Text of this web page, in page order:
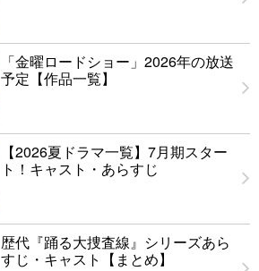
「金曜ロードショー」2026年の放送
予定【作品一覧】
【2026夏ドラマ一覧】7月期スター
ト！キャスト・あらすじ
歴代『踊る大捜査線』シリーズあら
すじ・キャスト【まとめ】